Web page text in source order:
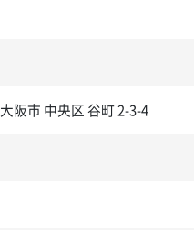
阪市 中央区 谷町 2-3-4